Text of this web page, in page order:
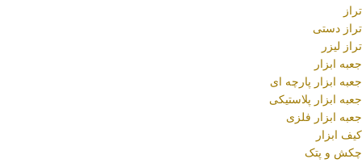
تراز
تراز دستی
تراز لیزر
جعبه ابزار
جعبه ابزار پارچه ای
جعبه ابزار پلاستیکی
جعبه ابزار فلزی
کیف ابزار
چکش و پتک